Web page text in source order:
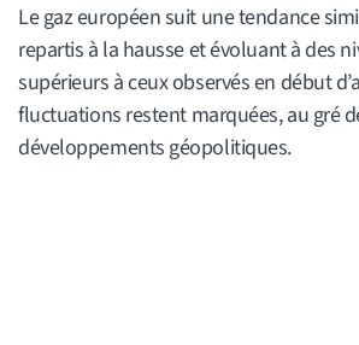
Le gaz européen suit une tendance
repartis à la hausse et évoluant à des
supérieurs à ceux observés en début
fluctuations restent marquées, au gré
développements géopolitiques.